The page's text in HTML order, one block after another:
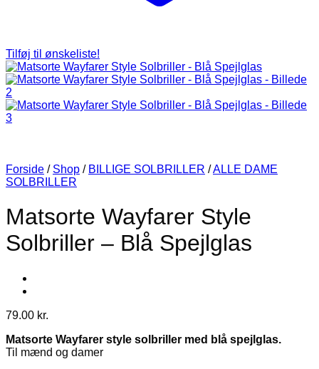
Tilføj til ønskeliste!
Forside / Shop / BILLIGE SOLBRILLER /ALLE DAME
SOLBRILLER
Matsorte Wayfarer Style
Solbriller – Blå Spejlglas
79.00 kr.
Matsorte Wayfarer style solbriller med blå spejlglas.
Til mænd og damer